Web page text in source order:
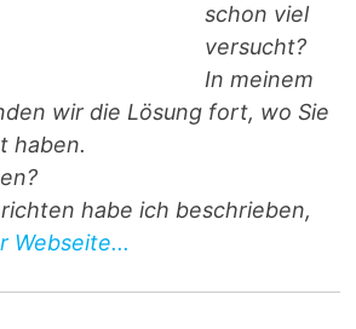
schon viel
versucht?
In meinem
wir die Lösung fort, wo Sie
haben.
habe ich beschrieben,
Webseite...